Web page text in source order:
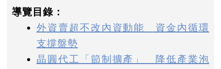
導覽目錄：
外資賣超不改內資動能 資金內循環
支撐盤勢
晶圓代工「節制擴產」 降低產業泡